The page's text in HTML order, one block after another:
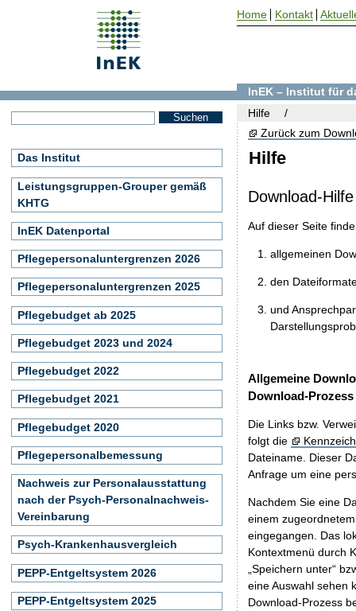
Hilfe
Zurück zum
Download-Hilfe
Auf dieser Seite
allgemeinen
den
und
Allgemeine
Download-Prozess
Die Links bzw.
folgt die
Dateiname. Dieser
Anfrage um eine
Nachdem Sie eine
einem
eingegangen. Das
Kontextmenü durch
„Speichern unter“
eine Auswahl sehen
Download-Prozess
InEK – Institut für
Hilfe
Das Institut
Leistungsgruppen-Grouper gemäß
KHTG
InEK Datenportal
Pflegepersonaluntergrenzen 2026
Pflegepersonaluntergrenzen 2025
Pflegebudget ab 2025
Pflegebudget 2023 und 2024
Pflegebudget 2022
Pflegebudget 2021
Pflegebudget 2020
Pflegepersonalbemessung
Nachweis zur Personalausstattung
nach der Psych-Personalnachweis-
Vereinbarung
Psych-Krankenhausvergleich
PEPP-Entgeltsystem 2026
PEPP-Entgeltsystem 2025
Home Kontakt